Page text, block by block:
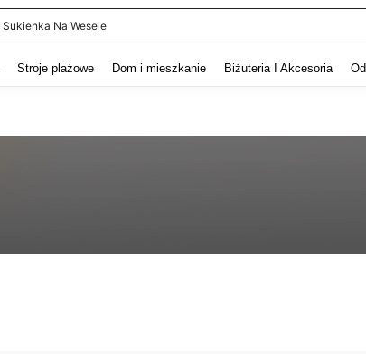
Sukienka Na Wesele
Stroje plażowe Dom i mieszkanie Biżuteria I Akcesoria